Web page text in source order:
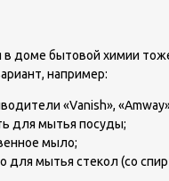
доме бытовой химии
например:
«Vanish»,
для мытья посуды;
мыло;
для мытья стекол (со